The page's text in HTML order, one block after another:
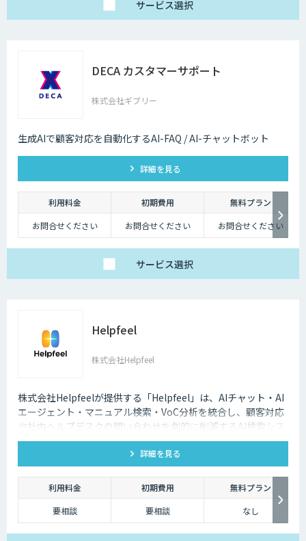
149,800円/月
サービス選択
DECA カスタマーサポート
株式会社ギブリー
生成AIで顧客対応を自動化するAI-FAQ / AI-チャットボット
詳細を見る
利用料金 初期費用
無料プラン
お問合せください
お問合せください お問合せください
サービス選択
Helpfeel
株式会社Helpfeel
株式会社Helpfeelが提供する「Helpfeel」は、AIチャット・AI
エージェント・マニュアル検索・VoC分析を統合し、顧客対応
や社内ヘルプデスクの問い合わせを劇的に削減するAI検索シス
テムです。特許技術と手厚い伴走支援で、誰でも即座に答えを
詳細を見る
利用料金 初期費用
無料プラン
要相談
要相談 なし